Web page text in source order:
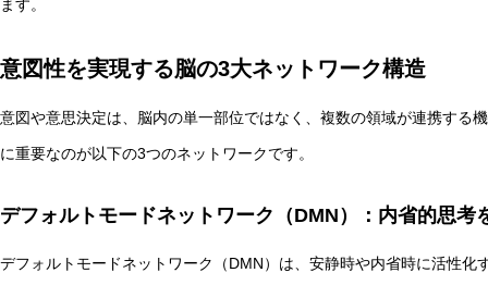
汎心論は意識の「メタ問題」を解けるか——機能的実現主
AI研究
ます。
意図性を実現する脳の3大ネットワーク構造
意図や意思決定は、脳内の単一部位ではなく、複数の領域が連携する
に重要なのが以下の3つのネットワークです。
デフォルトモードネットワーク（DMN）：内省的思考
デフォルトモードネットワーク（DMN）は、安静時や内省時に活性化